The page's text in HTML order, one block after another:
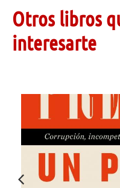
Otros libros
interesarte